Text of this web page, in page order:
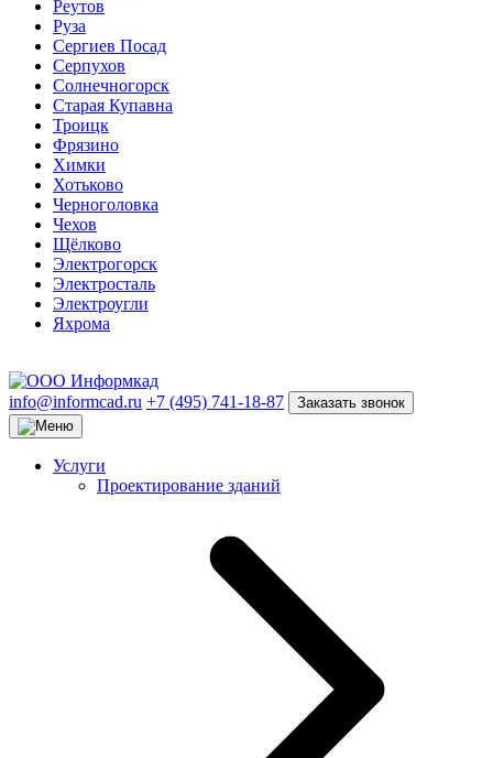
Реутов
Руза
Сергиев Посад
Серпухов
Солнечногорск
Старая Купавна
Троицк
Фрязино
Химки
Хотьково
Черноголовка
Чехов
Щёлково
Электрогорск
Электросталь
Электроугли
Яхрома
info@informcad.ru +7 (495) 741-18-87 Заказать звонок
Услуги
Проектирование зданий